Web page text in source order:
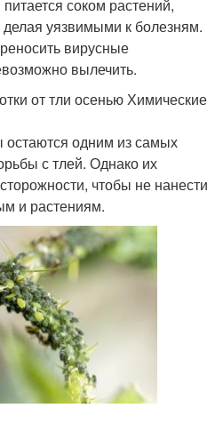
соком растений,
уязвимыми к болезням.
вирусные
вылечить.
от тли осенью Химические
остаются одним из самых
с тлей. Однако их
чтобы не нанести
и растениям.